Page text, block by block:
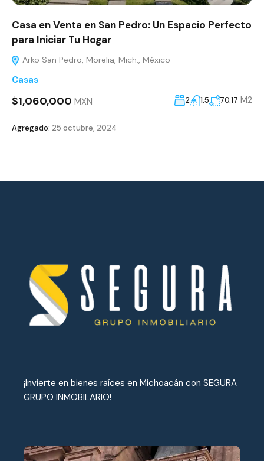
Casa en Venta en San Pedro: Un Espacio Perfecto
para Iniciar Tu Hogar
Arko San Pedro, Morelia, Mich., México
Casas
$1,060,000 MXN 2 1.5 70.17 M2
Agregado: 25 octubre, 2024
¡Invierte en bienes raíces en Michoacán con SEGURA
GRUPO INMOBILARIO!